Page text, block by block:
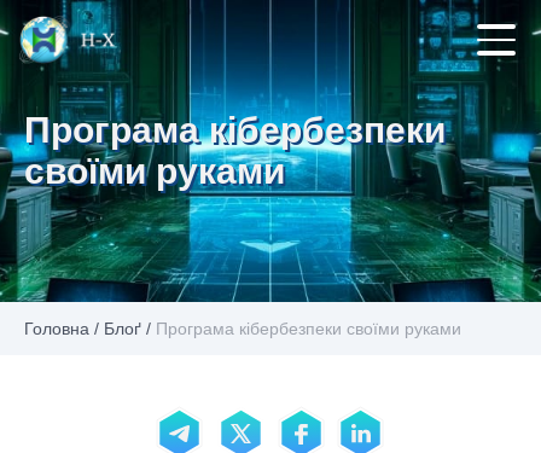
Програма кібербезпеки
своїми руками
Головна / Блоґ / Програма кібербезпеки своїми руками